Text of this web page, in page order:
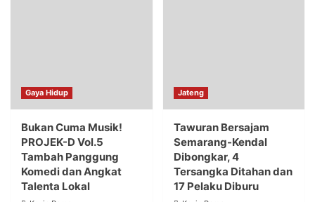
Gaya Hidup
Bukan Cuma Musik!
PROJEK-D Vol.5
Tambah Panggung
Komedi dan Angkat
Talenta Lokal
Jateng
Tawuran Bersajam
Semarang-Kendal
Dibongkar, 4
Tersangka Ditahan dan
17 Pelaku Diburu